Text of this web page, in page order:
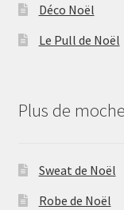
Déco Noël
Le Pull de Noël
Plus de moche
Sweat de Noël
Robe de Noël